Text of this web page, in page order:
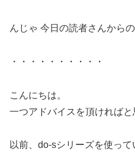
んじゃ 今日の読者さんから
・・・・・・・・・・
こんにちは。
一つアドバイスを頂ければと
以前、do-sシリーズを使っ